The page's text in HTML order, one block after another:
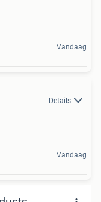
Vandaag
Details
Vandaag